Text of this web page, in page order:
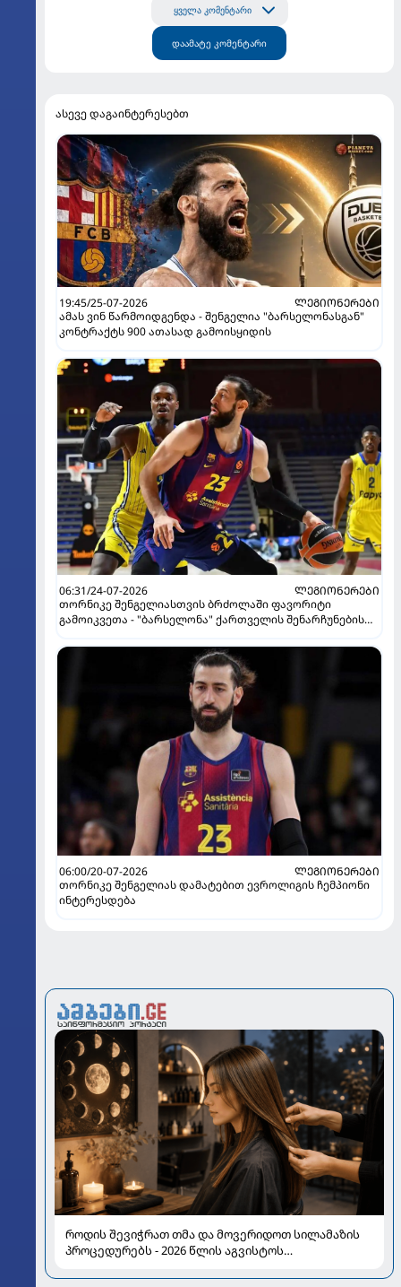
ყველა კომენტარი
დაამატე კომენტარი
ასევე დაგაინტერესებთ
19:45/25-07-2026
ᲚᲔᲒᲘᲝᲜᲔᲠᲔᲑᲘ
ამას ვინ წარმოიდგენდა - შენგელია "ბარსელონასგან"
კონტრაქტს 900 ათასად გამოისყიდის
06:31/24-07-2026
ᲚᲔᲒᲘᲝᲜᲔᲠᲔᲑᲘ
თორნიკე შენგელიასთვის ბრძოლაში ფავორიტი
გამოიკვეთა - "ბარსელონა" ქართველის შენარჩუნების
06:00/20-07-2026
ᲚᲔᲒᲘᲝᲜᲔᲠᲔᲑᲘ
თორნიკე შენგელიას დამატებით ევროლიგის ჩემპიონი
ინტერესდება
როდის შევიჭრათ თმა და მოვერიდოთ სილამაზის
პროცედურებს - 2026 წლის აგვისტოს